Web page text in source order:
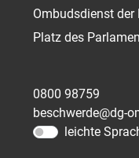
Ombudsdienst
Platz des
0800 98759
beschwerde@dg-
leichte